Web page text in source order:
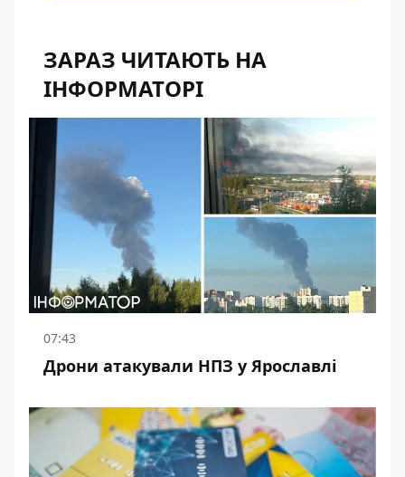
ЗАРАЗ ЧИТАЮТЬ НА
ІНФОРМАТОРІ
07:43
Дрони атакували НПЗ у Ярославлі